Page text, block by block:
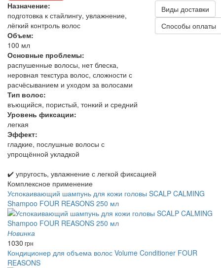
Назначение:
подготовка к стайлингу, увлажнение,
лёгкий контроль волос
Объем:
100 мл
Основные проблемы:
распушенные волосы, нет блеска,
неровная текстура волос, сложности с
расчёсыванием и уходом за волосами
Тип волос:
въющийся, пористый, тонкий и средний
Уровень фиксации:
легкая
Эффект:
гладкие, послушные волосы с
упрощённой укладкой
Виды доставки
Способы оплаты
✔️ упругость, увлажнение с легкой фиксацией
Комплексное применение
Успокаивающий шампунь для кожи головы SCALP CALMING
Shampoo FOUR REASONS 250 мл
Новинка
1030 грн
Кондиционер для объема волос Volume Conditioner FOUR
REASONS